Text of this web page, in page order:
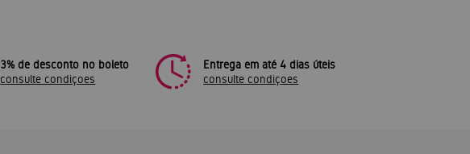
3% de desconto no boleto
consulte condiçoes
Entrega em até 4 dias úteis
consulte condiçoes